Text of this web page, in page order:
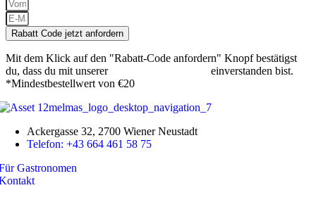
Rabatt Code jetzt anfordern
Mit dem Klick auf den "Rabatt-Code anfordern" Knopf bestätigst
du, dass du mit unserer
einverstanden bist.
*Mindestbestellwert von €20
Ackergasse 32, 2700 Wiener Neustadt
Telefon: +43 664 461 58 75
Gastronomen